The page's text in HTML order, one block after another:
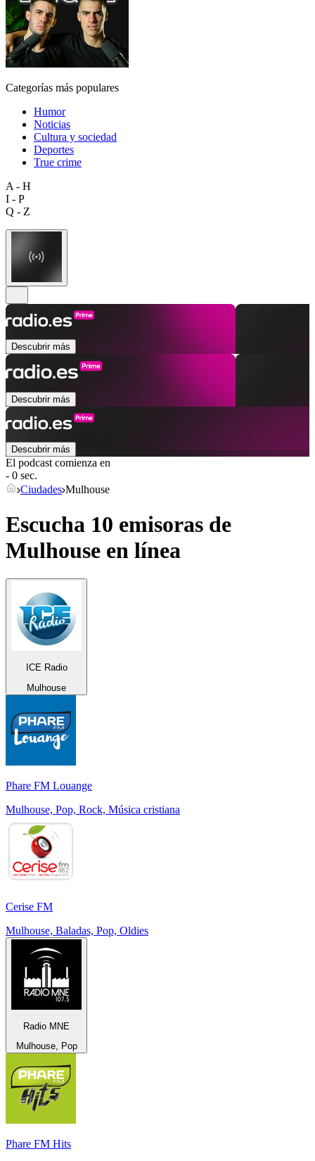
Categorías más populares
Humor
Noticias
Cultura y sociedad
Deportes
True crime
A - H
I - P
Q - Z
Descubrir más
Descubrir más
Descubrir más
El podcast comienza en
- 0 sec.
Ciudades Mulhouse
Escucha 10 emisoras de
Mulhouse en línea
ICE Radio
Mulhouse
Phare FM Louange
Mulhouse, Pop, Rock, Música cristiana
Cerise FM
Mulhouse, Baladas, Pop, Oldies
Radio MNE
Mulhouse, Pop
Phare FM Hits